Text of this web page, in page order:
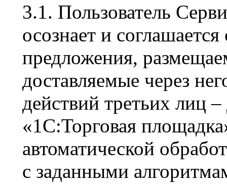
3.1. Пользователь
осознает и
предложения,
доставляемые через
действий третьих лиц
«1С:Торговая
автоматической
с заданными